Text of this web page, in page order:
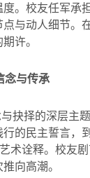
。校友任军承
与动人细节。
许。
念与传承
抉择的深层主
的民主誓言，
诠释。校友剧
向高潮。